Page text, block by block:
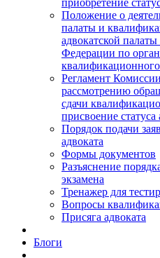
приобретение
Положение о
палаты и
адвокатской
Федерации по
квалификационного
Регламент
рассмотрению
сдачи
присвоение статуса
Порядок подачи
адвоката
Формы документов
Разъяснение
экзамена
Тренажер для
Вопросы
Присяга адвоката
Блоги